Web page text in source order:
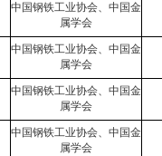
中国钢铁工业协会、中国金
属学会
中国钢铁工业协会、中国金
属学会
中国钢铁工业协会、中国金
属学会
中国钢铁工业协会、中国金
属学会